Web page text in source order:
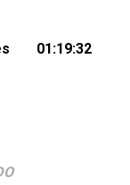
01:19:32